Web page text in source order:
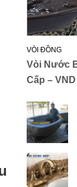
VÒI ĐỒNG
Vòi Nước
Cấp –